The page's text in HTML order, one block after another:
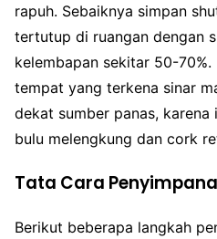
rapuh. Sebaiknya simpan
tertutup di ruangan dengan
kelembapan sekitar 50-
tempat yang terkena sinar
dekat sumber panas,
bulu melengkung dan cork
Tata Cara
Berikut beberapa langkah